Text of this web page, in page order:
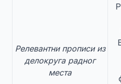
Релевантни прописи из
делокруга радног
места